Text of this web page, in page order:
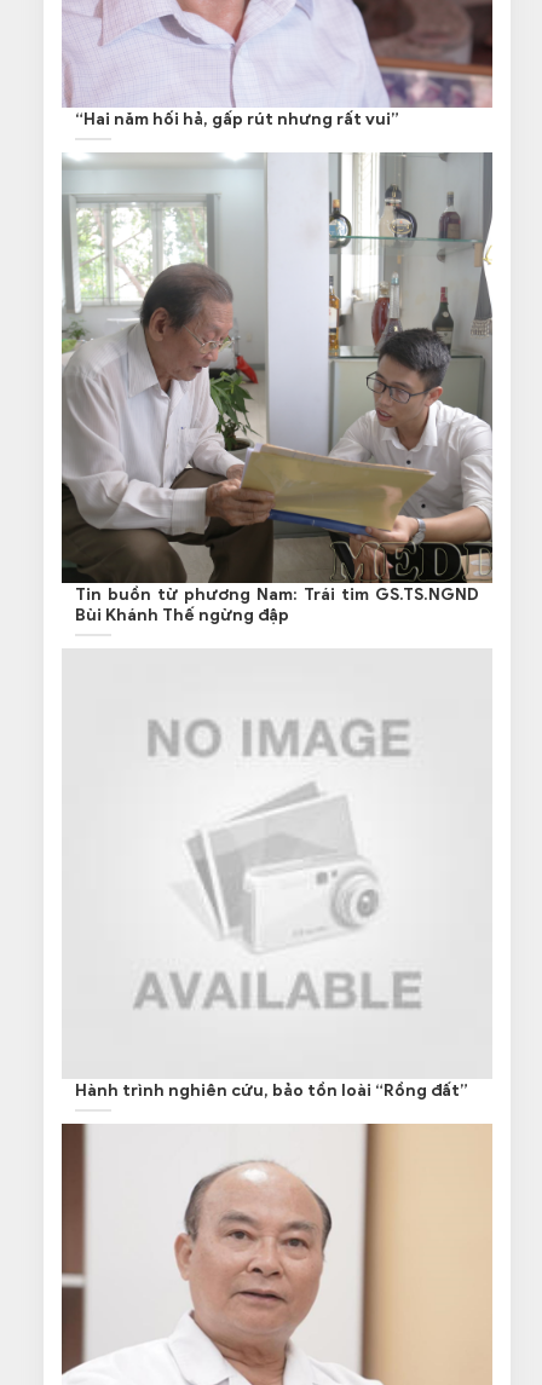
“Hai năm hối hả, gấp rút nhưng rất vui”
Tin buồn từ phương Nam: Trái tim GS.TS.NGND
Bùi Khánh Thế ngừng đập
Hành trình nghiên cứu, bảo tồn loài “Rồng đất”